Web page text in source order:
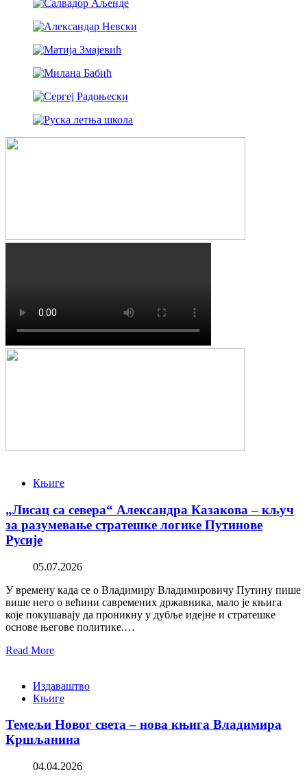
Књиге
„Лисац са севера“ Александра Казакова – кључ
за разумевање стратешке логике Путинове
Русије
05.07.2026
У времену када се о Владимиру Владимировичу Путину пише
више него о већини савремених државника, мало је књига
које покушавају да проникну у дубље идејне и стратешке
основе његове политике.…
Read More
Издаваштво
Књиге
Темељи Новог света – нова књига Владимира
Кршљанина
04.04.2026